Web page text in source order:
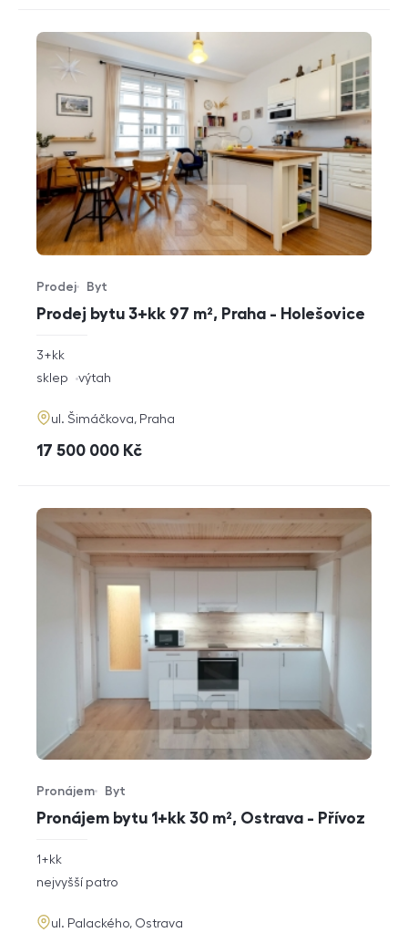
Prodej bytu 3+kk 97 m², Praha - Holešovice
Typ nabídky
Prodej
Typ nemovitosti
Byt
rozměry
dispozice
3+kk
funkce
sklep výtah
adresa
ul. Šimáčkova, Praha
cena
17 500 000 Kč
Pronájem bytu 1+kk 30 m², Ostrava - Přívoz
Typ nabídky
Pronájem
Typ nemovitosti
Byt
rozměry
dispozice
1+kk
funkce
nejvyšší patro
adresa
ul. Palackého, Ostrava